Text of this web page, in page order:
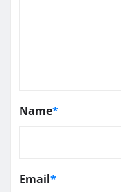
Name*
Email*